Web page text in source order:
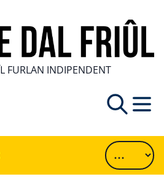
FURLAN INDIPENDENT